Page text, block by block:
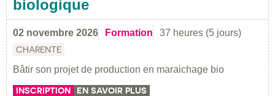
biologique
02 novembre 2026 Formation 37 heures (5 jours)
CHARENTE
Bâtir son projet de production en maraichage bio
INSCRIPTION EN SAVOIR PLUS